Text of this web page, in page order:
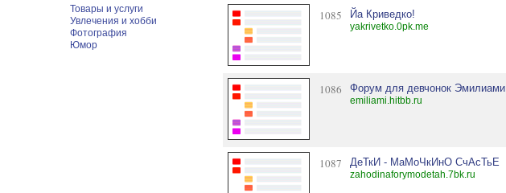
Товары и услуги
Увлечения и хобби
Фотография
Юмор
1085 Йа Криведко!
yakrivetko.0pk.me
1086 Форум для девчонок Эмилиами
emiliami.hitbb.ru
1087 ДеТкИ - МаМоЧкИнО СчАсТьЕ
zahodinaforymodetah.7bk.ru